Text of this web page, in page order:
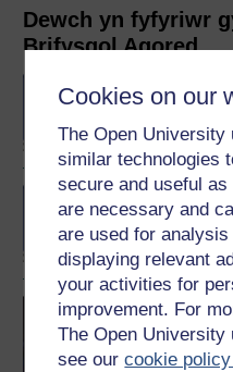
Cookies on our
The Open University
similar technologies
secure and useful
are necessary and
are used for
displaying relevant
your activities for
improvement. For
The Open
see ourcookie
Dewch yn fyfyriwr
Brifysgol Agored
BA/BSc
degree
BA
Politics
ideas
the